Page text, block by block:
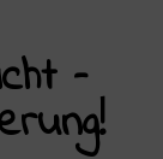
–